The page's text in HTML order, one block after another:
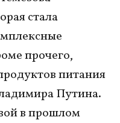
стала
прочего,
питания
Путина.
в прошлом